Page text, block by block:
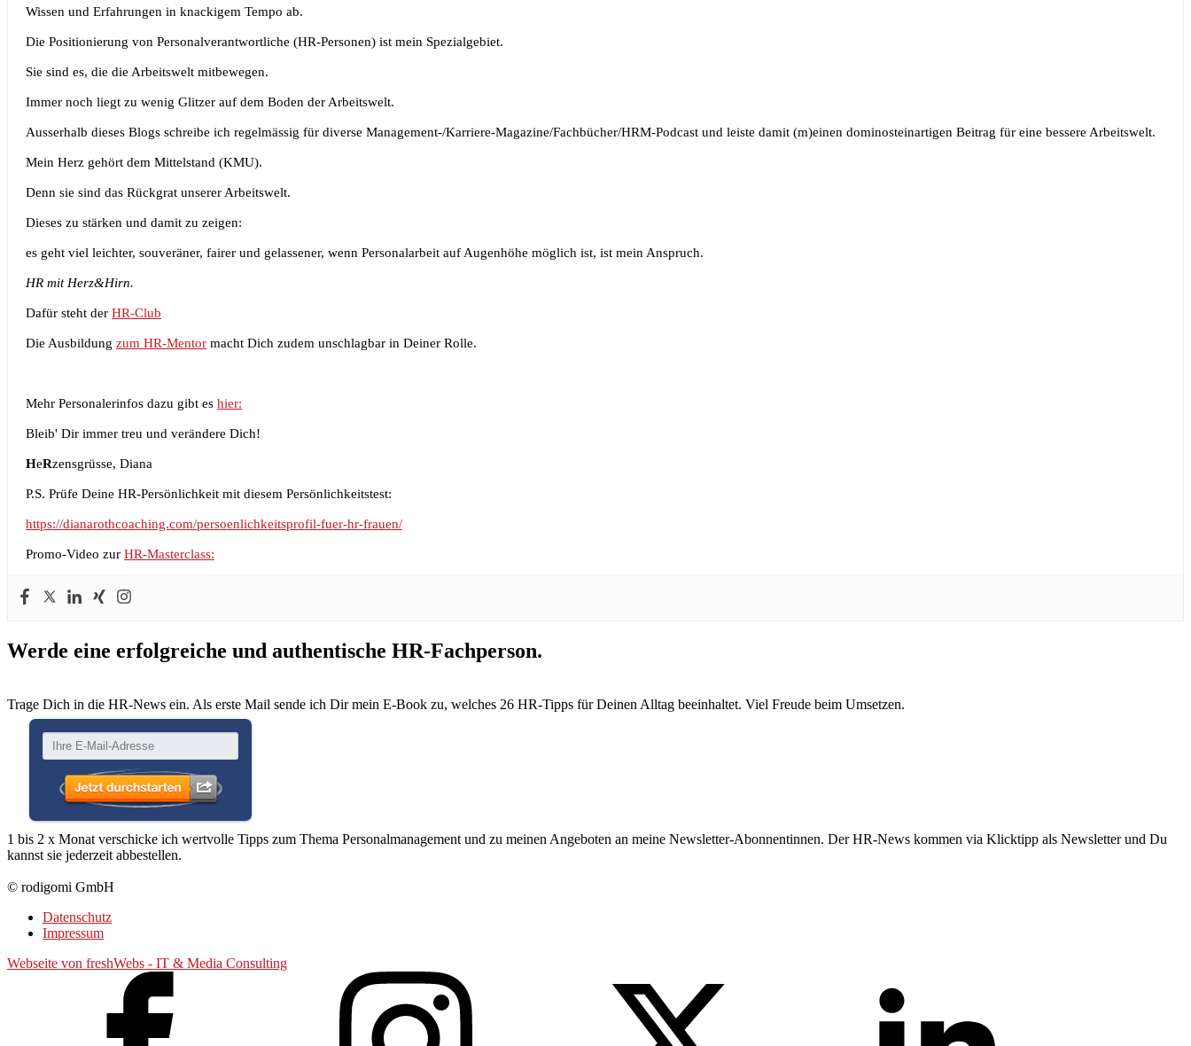
Wissen und Erfahrungen in knackigem Tempo ab.
Die Positionierung von Personalverantwortliche (HR-Personen) ist mein Spezialgebiet.
Sie sind es, die die Arbeitswelt mitbewegen.
Immer noch liegt zu wenig Glitzer auf dem Boden der Arbeitswelt.
Ausserhalb dieses Blogs schreibe ich regelmässig für diverse Management-/Karriere-Magazine/Fachbücher/HRM-Podcast und leiste damit (m)einen dominosteinartigen Beitrag für eine bessere Arbeitswelt.
Mein Herz gehört dem Mittelstand (KMU).
Denn sie sind das Rückgrat unserer Arbeitswelt.
Dieses zu stärken und damit zu zeigen:
es geht viel leichter, souveräner, fairer und gelassener, wenn Personalarbeit auf Augenhöhe möglich ist, ist mein Anspruch.
HR mit Herz&Hirn.
Dafür steht der HR-Club
Die Ausbildung zum HR-Mentor macht Dich zudem unschlagbar in Deiner Rolle.
Mehr Personalerinfos dazu gibt es hier:
Bleib' Dir immer treu und verändere Dich!
HeRzensgrüsse, Diana
P.S. Prüfe Deine HR-Persönlichkeit mit diesem Persönlichkeitstest:
https://dianarothcoaching.com/persoenlichkeitsprofil-fuer-hr-frauen/
Promo-Video zur HR-Masterclass:
Werde eine erfolgreiche und authentische HR-Fachperson.
Trage Dich in die HR-News ein. Als erste Mail sende ich Dir mein E-Book zu, welches 26 HR-Tipps für Deinen Alltag beeinhaltet. Viel Freude beim Umsetzen.
1 bis 2 x Monat verschicke ich wertvolle Tipps zum Thema Personalmanagement und zu meinen Angeboten an meine Newsletter-Abonnentinnen. Der HR-News kommen via Klicktipp als Newsletter und Du
kannst sie jederzeit abbestellen.
© rodigomi GmbH
Datenschutz
Impressum
Webseite von freshWebs - IT & Media Consulting